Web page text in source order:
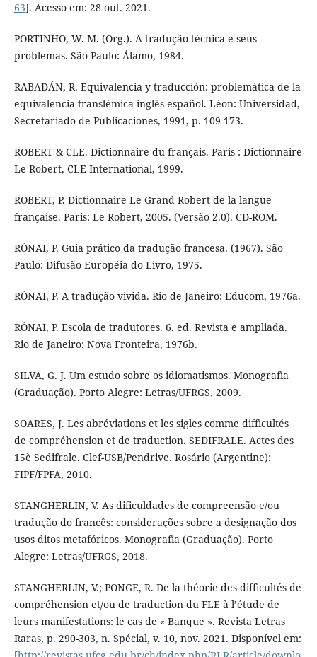
63]. Acesso em: 28 out. 2021.
PORTINHO, W. M. (Org.). A tradução técnica e seus
problemas. São Paulo: Álamo, 1984.
RABADÁN, R. Equivalencia y traducción: problemática de la
equivalencia translémica inglés-español. Léon: Universidad,
Secretariado de Publicaciones, 1991, p. 109-173.
ROBERT & CLE. Dictionnaire du français. Paris : Dictionnaire
Le Robert, CLE International, 1999.
ROBERT, P. Dictionnaire Le Grand Robert de la langue
française. Paris: Le Robert, 2005. (Versão 2.0). CD-ROM.
RÓNAI, P. Guia prático da tradução francesa. (1967). São
Paulo: Difusão Européia do Livro, 1975.
RÓNAI, P. A tradução vivida. Rio de Janeiro: Educom, 1976a.
RÓNAI, P. Escola de tradutores. 6. ed. Revista e ampliada.
Rio de Janeiro: Nova Fronteira, 1976b.
SILVA, G. J. Um estudo sobre os idiomatismos. Monografia
(Graduação). Porto Alegre: Letras/UFRGS, 2009.
SOARES, J. Les abréviations et les sigles comme difficultés
de compréhension et de traduction. SEDIFRALE. Actes des
15è Sedifrale. Clef-USB/Pendrive. Rosário (Argentine):
FIPF/FPFA, 2010.
STANGHERLIN, V. As dificuldades de compreensão e/ou
tradução do francês: considerações sobre a designação dos
usos ditos metafóricos. Monografia (Graduação). Porto
Alegre: Letras/UFRGS, 2018.
STANGHERLIN, V.; PONGE, R. De la théorie des difficultés de
compréhension et/ou de traduction du FLE à l’étude de
leurs manifestations: le cas de « Banque ». Revista Letras
Raras, p. 290-303, n. Spécial, v. 10, nov. 2021. Disponível em: